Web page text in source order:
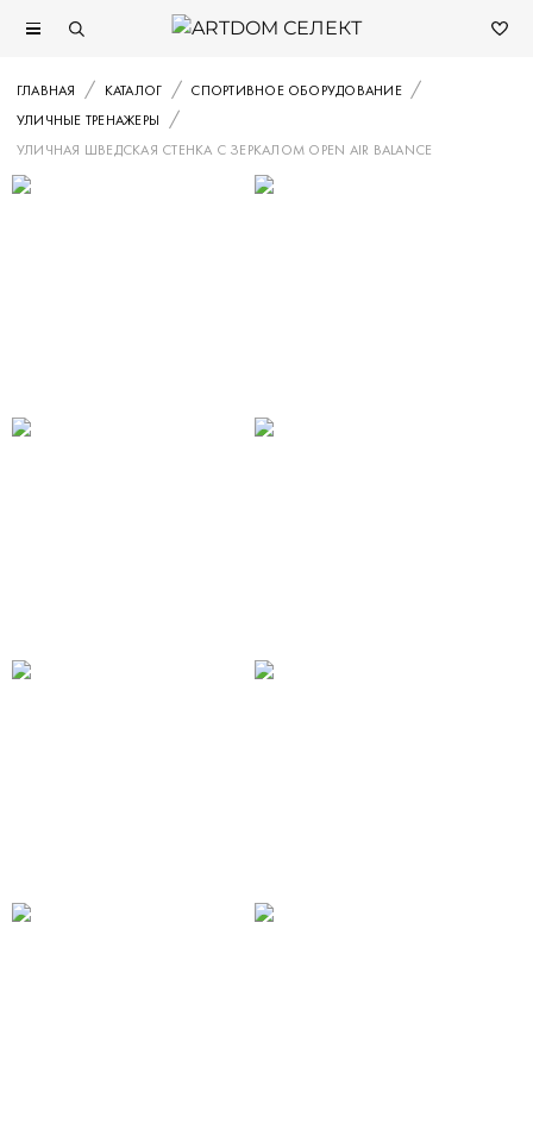
ГЛАВНАЯ КАТАЛОГ
СПОРТИВНОЕ ОБОРУДОВАНИЕ
УЛИЧНЫЕ ТРЕНАЖЕРЫ
УЛИЧНАЯ ШВЕДСКАЯ СТЕНКА С ЗЕРКАЛОМ OPEN AIR BALANCE